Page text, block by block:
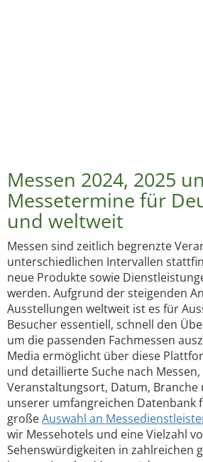
Messen 2024, 2025
Messetermine für
und weltweit
Messen sind zeitlich begrenzte
unterschiedlichen Intervallen
neue Produkte sowie
werden. Aufgrund der steigenden
Ausstellungen weltweit ist es für
Besucher essentiell, schnell den
um die passenden Fachmessen
Media ermöglicht über diese
und detaillierte Suche nach
Veranstaltungsort, Datum, Branche
unserer umfangreichen Datenbank
großeAuswahl an
wir Messehotels und eine Vielzahl
Sehenswürdigkeiten in zahlreichen